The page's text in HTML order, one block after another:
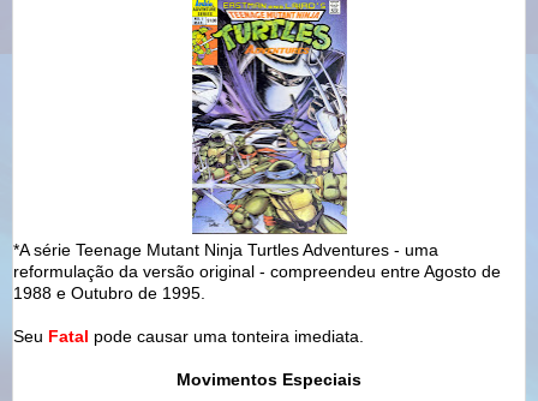
*A série Teenage Mutant Ninja Turtles Adventures - uma
reformulação da versão original - compreendeu entre Agosto de
1988 e Outubro de 1995.
Seu Fatal pode causar uma tonteira imediata.
Movimentos Especiais